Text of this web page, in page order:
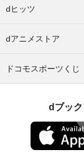
dヒッツ
dアニメストア
ドコモスポーツくじ
dブッ